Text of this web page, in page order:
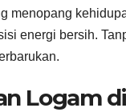
menopang
energi bersih.
Logam